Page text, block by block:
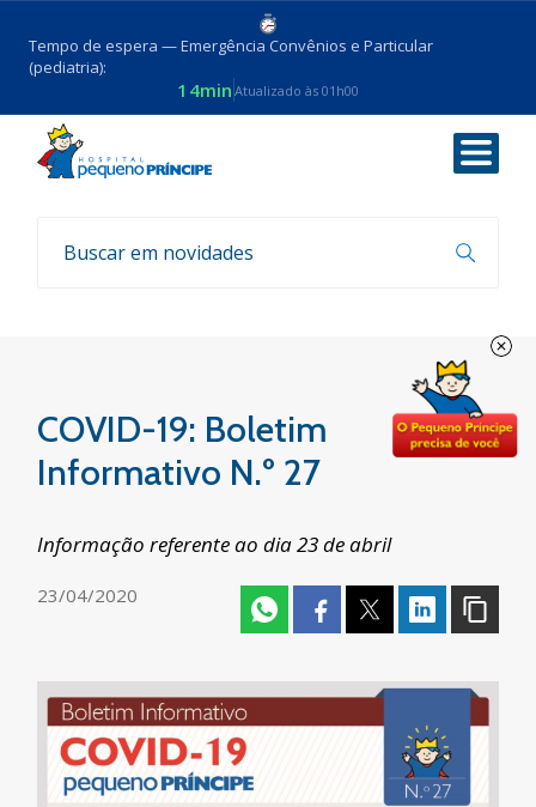
Tempo de espera — Emergência Convênios e Particular
(pediatria):
14min Atualizado às 01h00
Voltar
Boletim COVID-19
COVID-19: Boletim
Informativo N.º 27
Informação referente ao dia 23 de abril
23/04/2020